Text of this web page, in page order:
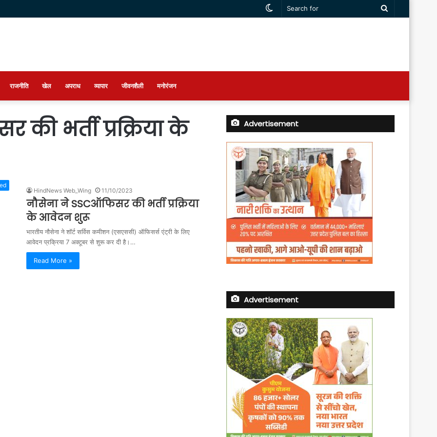
Search
Switch
राजनीति खेल अपराध व्यापार जीवनशैली मनोरंजन
की भर्ती प्रक्रिया के
HindNews Web_Wing 11/10/2023
नौसेना ने SSCऑफिसर की भर्ती प्रक्रिया
के आवेदन शुरू
भारतीय नौसेना ने शॉर्ट सर्विस कमीशन (एसएससी) ऑफिसर्स एंट्री के लिए
आवेदन प्रक्रिया 7 अक्टूबर से शुरू कर दी है।…
Read More »
Advertisement
Advertisement